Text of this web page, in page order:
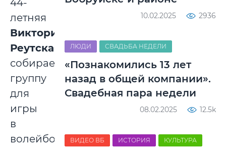
летняя
Виктория
Реутская
собирает
группу
для
игры
в
волейбол.
10.02.2025 2936
ЛЮДИ СВАДЬБА НЕДЕЛИ
«Познакомились 13 лет
назад в общей компании».
Свадебная пара недели
08.02.2025 12.5k
ВИДЕО ВБ ИСТОРИЯ КУЛЬТУРА